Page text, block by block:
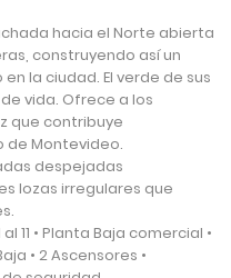
hacia el Norte abierta
construyendo así un
la ciudad. El verde de sus
vida. Ofrece a los
que contribuye
de Montevideo.
despejadas
lozas irregulares que
11 • Planta Baja comercial •
• 2 Ascensores •